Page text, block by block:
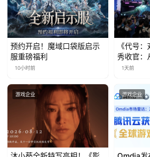
7
月
3
日
茶
对
预约开启！魔域口袋版启示
服重磅福利
10小时前
《代号
秀收官：
家的真实
1天前
游戏企业 游戏企业